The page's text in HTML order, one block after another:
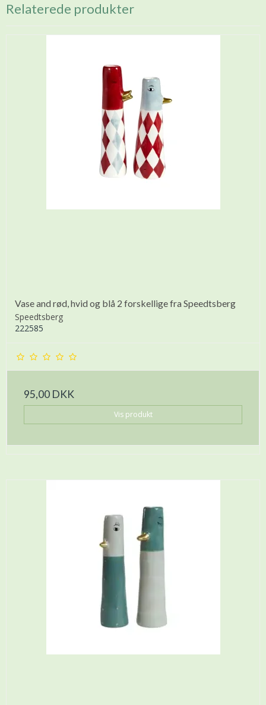
Relaterede produkter
Vase and rød, hvid og blå 2 forskellige fra Speedtsberg
Speedtsberg
222585
95,00 DKK
Vis produkt